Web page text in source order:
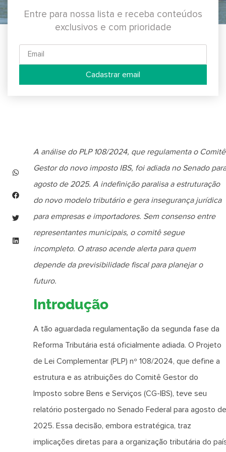
Entre para nossa lista e receba conteúdos
exclusivos e com prioridade
Cadastrar email
A análise do PLP 108/2024, que regulamenta o Comitê
Gestor do novo imposto IBS, foi adiada no Senado para
agosto de 2025. A indefinição paralisa a estruturação
do novo modelo tributário e gera insegurança jurídica
para empresas e importadores. Sem consenso entre
representantes municipais, o comitê segue
incompleto. O atraso acende alerta para quem
depende da previsibilidade fiscal para planejar o
futuro.
Introdução
A tão aguardada regulamentação da segunda fase da
Reforma Tributária está oficialmente adiada. O Projeto
de Lei Complementar (PLP) nº 108/2024, que define a
estrutura e as atribuições do Comitê Gestor do
Imposto sobre Bens e Serviços (CG-IBS), teve seu
relatório postergado no Senado Federal para agosto de
2025. Essa decisão, embora estratégica, traz
implicações diretas para a organização tributária do